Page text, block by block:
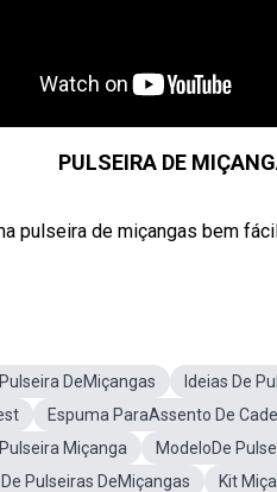
PULSEIRA DE
pulseira de miçangas bem
Pulseira DeMiçangas Ideias De
Espuma ParaAssento De
Pulseira Miçanga ModeloDe
Pulseiras DeMiçangas Kit